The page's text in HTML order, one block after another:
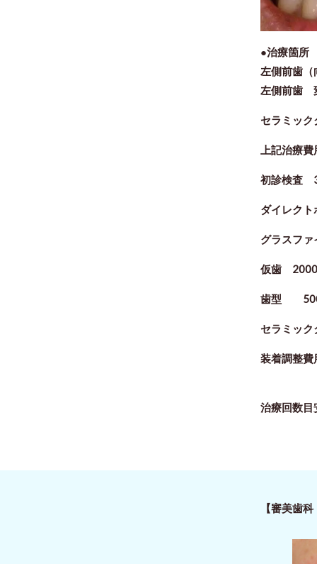
●治療箇
左側前歯（
左側前歯
セラミッ
上記治療
初診検査
ダイレク
グラスフ
仮歯 2000
歯型
セラミッ
装着調整
治療回数
【審美歯